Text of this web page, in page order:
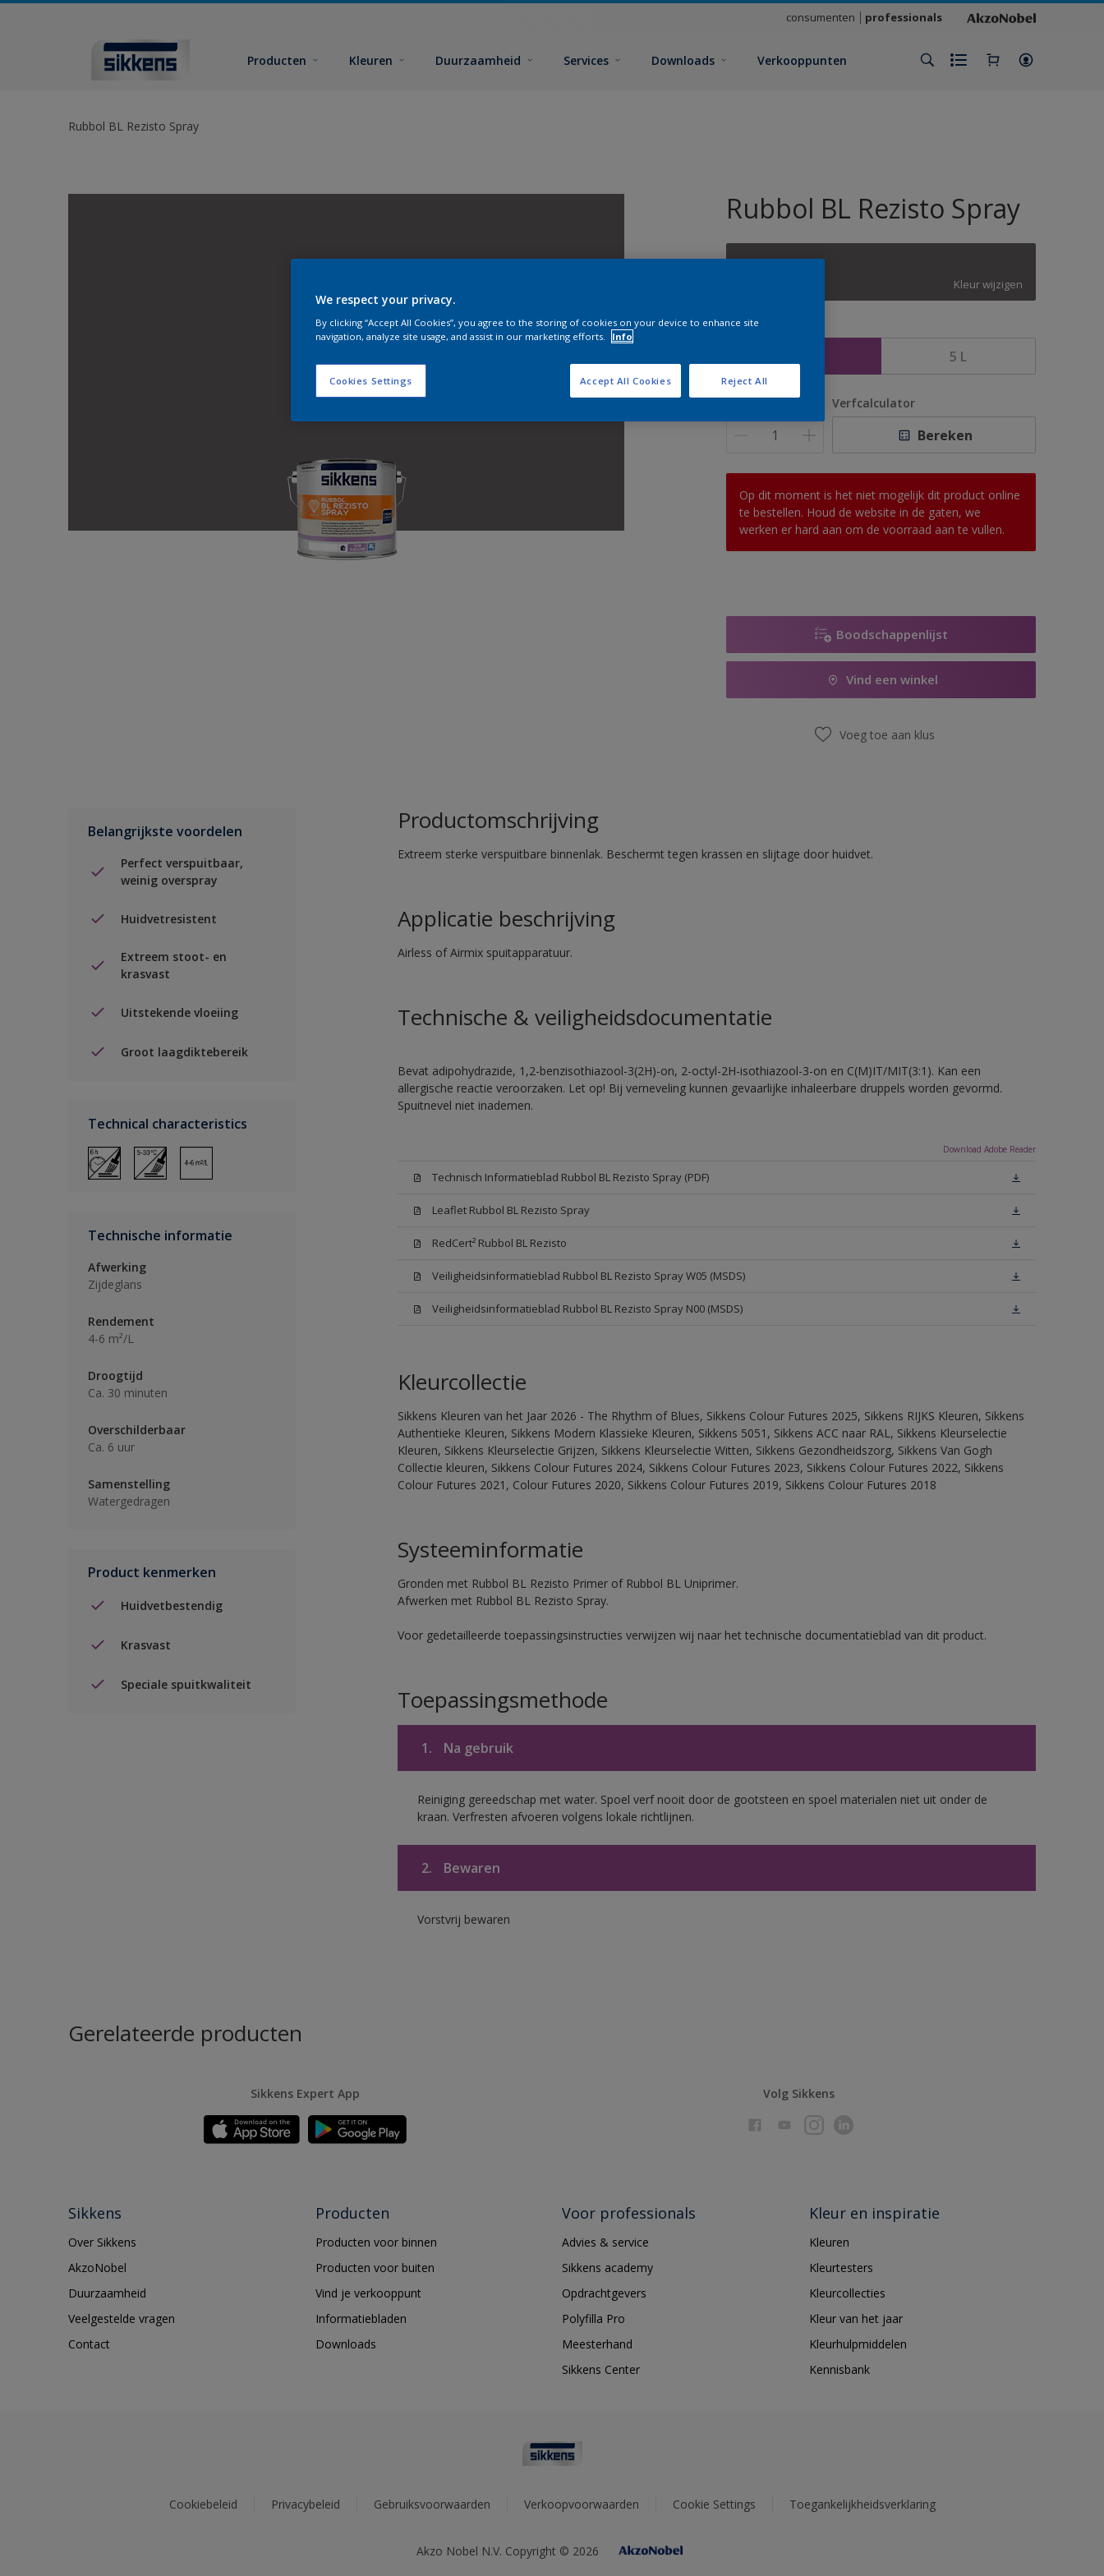
consumenten professionals
Producten Kleuren Duurzaamheid Services Downloads Verkooppunten
Rubbol BL Rezisto Spray
Rubbol BL Rezisto Spray
Kleur wijzigen
Grootte
5 L
Aantal Verfcalculator
Bereken
Op dit moment is het niet mogelijk dit product online
te bestellen. Houd de website in de gaten, we
werken er hard aan om de voorraad aan te vullen.
Boodschappenlijst
Vind een winkel
Voeg toe aan klus
Belangrijkste voordelen
Perfect verspuitbaar,
weinig overspray
Huidvetresistent
Extreem stoot- en
krasvast
Uitstekende vloeiing
Groot laagdiktebereik
Technical characteristics
Technische informatie
Afwerking
Zijdeglans
Rendement
4-6 m²/L
Droogtijd
Ca. 30 minuten
Overschilderbaar
Ca. 6 uur
Samenstelling
Watergedragen
Product kenmerken
Huidvetbestendig
Krasvast
Speciale spuitkwaliteit
Productomschrijving
Extreem sterke verspuitbare binnenlak. Beschermt tegen krassen en slijtage door huidvet.
Applicatie beschrijving
Airless of Airmix spuitapparatuur.
Technische & veiligheidsdocumentatie
Bevat adipohydrazide, 1,2-benzisothiazool-3(2H)-on, 2-octyl-2H-isothiazool-3-on en C(M)IT/MIT(3:1). Kan een
allergische reactie veroorzaken. Let op! Bij verneveling kunnen gevaarlijke inhaleerbare druppels worden gevormd.
Spuitnevel niet inademen.
Download Adobe Reader
Technisch Informatieblad Rubbol BL Rezisto Spray (PDF)
Leaflet Rubbol BL Rezisto Spray
RedCert² Rubbol BL Rezisto
Veiligheidsinformatieblad Rubbol BL Rezisto Spray W05 (MSDS)
Veiligheidsinformatieblad Rubbol BL Rezisto Spray N00 (MSDS)
Kleurcollectie
Sikkens Kleuren van het Jaar 2026 - The Rhythm of Blues, Sikkens Colour Futures 2025, Sikkens RIJKS Kleuren, Sikkens
Authentieke Kleuren, Sikkens Modern Klassieke Kleuren, Sikkens 5051, Sikkens ACC naar RAL, Sikkens Kleurselectie
Kleuren, Sikkens Kleurselectie Grijzen, Sikkens Kleurselectie Witten, Sikkens Gezondheidszorg, Sikkens Van Gogh
Collectie kleuren, Sikkens Colour Futures 2024, Sikkens Colour Futures 2023, Sikkens Colour Futures 2022, Sikkens
Colour Futures 2021, Colour Futures 2020, Sikkens Colour Futures 2019, Sikkens Colour Futures 2018
Systeeminformatie
Gronden met Rubbol BL Rezisto Primer of Rubbol BL Uniprimer.
Afwerken met Rubbol BL Rezisto Spray.
Voor gedetailleerde toepassingsinstructies verwijzen wij naar het technische documentatieblad van dit product.
Toepassingsmethode
1. Na gebruik
Reiniging gereedschap met water. Spoel verf nooit door de gootsteen en spoel materialen niet uit onder de
kraan. Verfresten afvoeren volgens lokale richtlijnen.
2. Bewaren
Vorstvrij bewaren
Gerelateerde producten
Sikkens Expert App Volg Sikkens
Sikkens
Over Sikkens
AkzoNobel
Duurzaamheid
Veelgestelde vragen
Contact
Producten
Producten voor binnen
Producten voor buiten
Vind je verkooppunt
Informatiebladen
Downloads
Voor professionals
Advies & service
Sikkens academy
Opdrachtgevers
Polyfilla Pro
Meesterhand
Sikkens Center
Kleur en inspiratie
Kleuren
Kleurtesters
Kleurcollecties
Kleur van het jaar
Kleurhulpmiddelen
Kennisbank
Cookiebeleid Privacybeleid Gebruiksvoorwaarden Verkoopvoorwaarden Cookie Settings Toegankelijkheidsverklaring
Akzo Nobel N.V. Copyright © 2026
We respect your privacy.
By clicking “Accept All Cookies”, you agree to the storing of cookies on your device to enhance site
navigation, analyze site usage, and assist in our marketing efforts.
Info
Cookies Settings Reject All
Accept All Cookies